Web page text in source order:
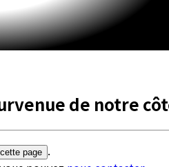
de notre
page .